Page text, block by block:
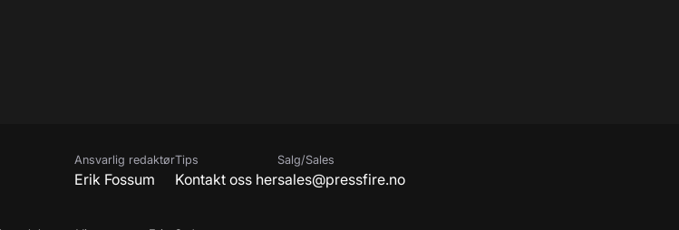
Ansvarlig redaktør
Erik Fossum
Tips
Kontakt oss her
Salg/Sales
sales@pressfire.no